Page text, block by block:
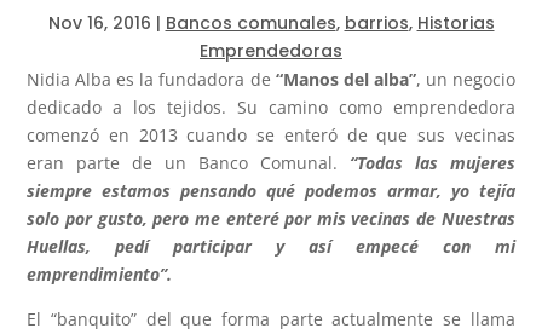
Nov 16, 2016 | Bancos comunales, barrios, Historias
Emprendedoras
Nidia Alba es la fundadora de “Manos del alba”, un negocio
dedicado a los tejidos. Su camino como emprendedora
comenzó en 2013 cuando se enteró de que sus vecinas
eran parte de un Banco Comunal. “Todas las mujeres
siempre estamos pensando qué podemos armar, yo tejía
solo por gusto, pero me enteré por mis vecinas de Nuestras
Huellas, pedí participar y así empecé con mi
emprendimiento”.
El “banquito” del que forma parte actualmente se llama